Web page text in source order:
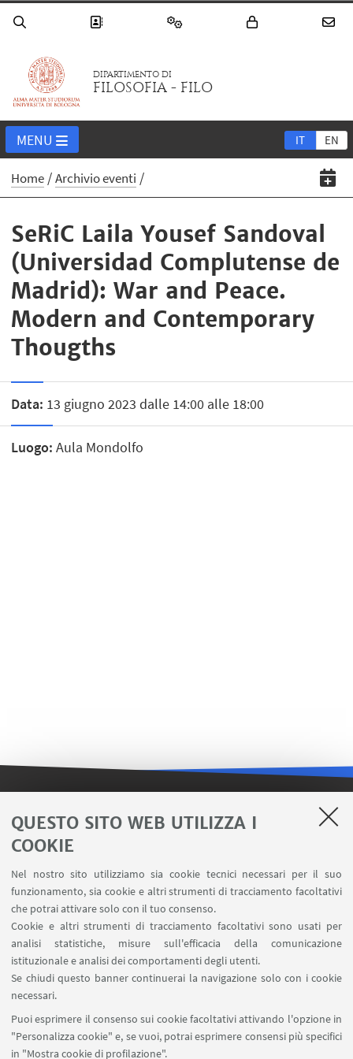
QUESTO SITO WEB UTILIZZA I
COOKIE
Nel nostro sito utilizziamo sia cookie tecnici necessari per il suo
funzionamento, sia cookie e altri strumenti di tracciamento facoltativi
che potrai attivare solo con il tuo consenso.
Cookie e altri strumenti di tracciamento facoltativi sono usati per
analisi statistiche, misure sull'efficacia della comunicazione
istituzionale e analisi dei comportamenti degli utenti.
Se chiudi questo banner continuerai la navigazione solo con i cookie
necessari.
Puoi esprimere il consenso sui cookie facoltativi attivando l'opzione in
"Personalizza cookie" e, se vuoi, potrai esprimere consensi più specifici
in "Mostra cookie di profilazione".
DIPARTIMENTO DI
FILOSOFIA - FILO
IT EN
MENU
Home Archivio eventi
SeRiC Laila Yousef Sandoval
(Universidad Complutense de
Madrid): War and Peace.
Modern and Contemporary
Thougths
Data: 13 giugno 2023 dalle 14:00 alle 18:00
Luogo: Aula Mondolfo
LINK UTILI
Area riservata FILO
U-Web Missioni
AlmaEsami
AlmaWifi
Proxy: connessione da remoto
InfoPoint Azzo Gardino
SEGUI UNIBO SU: